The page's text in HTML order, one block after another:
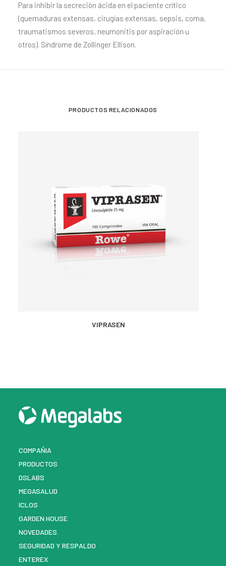
Para inhibir la secreción ácida en el paciente crítico
(quemaduras extensas, cirugías extensas, sepsis, coma,
traumatismos severos, neumonitis por aspiración u
otros). Síndrome de Zollinger Ellison.
PRODUCTOS RELACIONADOS
MÁS INFORMACIÓN
VIPRASEN
COMPAÑIA
PRODUCTOS
DSLABS
MEGASALUD
ICLOS
GARDEN HOUSE
NOVEDADES
SEGURIDAD Y RESPALDO
ENTEREX